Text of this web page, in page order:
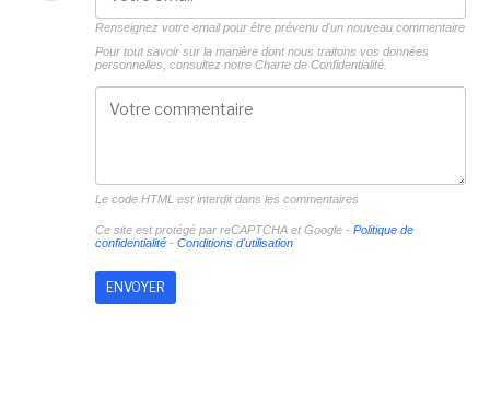
Renseignez votre email pour être prévenu d'un nouveau commentaire
Pour tout savoir sur la manière dont nous traitons vos données
personnelles, consultez notre Charte de Confidentialité.
Le code HTML est interdit dans les commentaires
Ce site est protégé par reCAPTCHA et Google - Politique de
confidentialité- Conditions d'utilisation